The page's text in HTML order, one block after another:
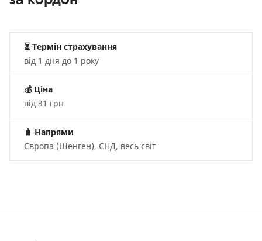
⏳ Термін страхування
від 1 дня до 1 року
💰 Ціна
від 31 грн
🧳 Напрями
Європа (Шенген), СНД, весь світ